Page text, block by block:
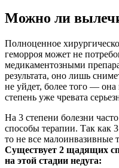
Можно ли
Полноценное
геморроя может не
медикаментозными
результата, оно лишь
не уйдет, более того — она
степень уже чревата
На 3 степени болезни
способы терапии. Так как
то не все малоинвазивные
Существует 2 щадящих
на этой стадии недуга: